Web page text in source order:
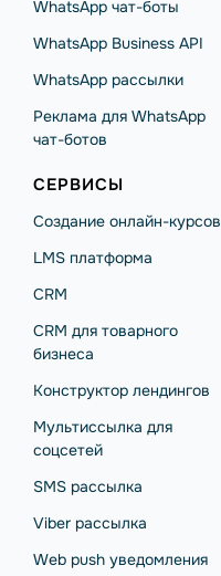
WhatsApp чат-боты
WhatsApp Business API
WhatsApp рассылки
Реклама для WhatsApp
чат-ботов
СЕРВИСЫ
Создание онлайн-курсов
LMS платформа
CRM
CRM для товарного
бизнеса
Конструктор лендингов
Мультиссылка для
соцсетей
SMS рассылка
Viber рассылка
Web push уведомления